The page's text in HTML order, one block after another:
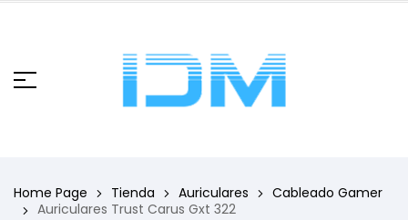
Home Page Tienda Auriculares
Cableado Gamer
Auriculares Trust Carus Gxt 322